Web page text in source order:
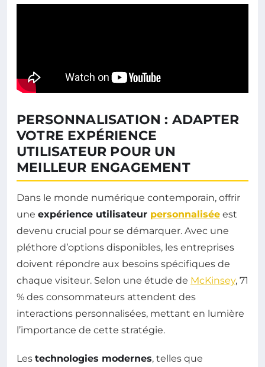
PERSONNALISATION : ADAPTER
VOTRE EXPÉRIENCE
UTILISATEUR POUR UN
MEILLEUR ENGAGEMENT
Dans le monde numérique contemporain, offrir
une expérience utilisateur personnalisée est
devenu crucial pour se démarquer. Avec une
pléthore d’options disponibles, les entreprises
doivent répondre aux besoins spécifiques de
chaque visiteur. Selon une étude de McKinsey, 71
% des consommateurs attendent des
interactions personnalisées, mettant en lumière
l’importance de cette stratégie.
Les technologies modernes, telles que